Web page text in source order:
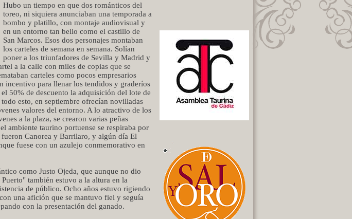
Hubo un tiempo en que dos románticos del
toreo, ni siquiera anunciaban una temporada a
bombo y platillo, con montaje audiovisual y
en un entorno tan bello como el castillo de
San Marcos. Esos dos personajes montaban
los carteles de semana en semana. Solían
poner a los triunfadores de Sevilla y Madrid y
a la calle con miles de copias que se
carteles como pocos empresarios
incentivo para llenar los tendidos y graderíos
50% de descuento la adquisición del lote de
esto, en septiembre ofrecían novilladas
valores del entorno. A lo atractivo de los
a la plaza, se crearon varias peñas
ambiente taurino portuense se respiraba por
fueron Canorea y Barrilaro, y algún día El
fuese con un azulejo conmemorativo en
como Justo Ojeda, que aunque no dio
también estuvo a la altura en la
de público. Ocho años estuvo rigiendo
una afición que se mantuvo fiel y seguía
con la presentación del ganado.